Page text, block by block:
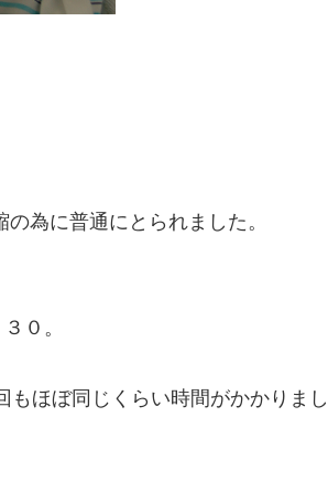
為に普通にとられました。
０。
ほぼ同じくらい時間がかかりまし